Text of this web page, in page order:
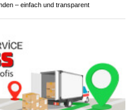
– einfach und transparent